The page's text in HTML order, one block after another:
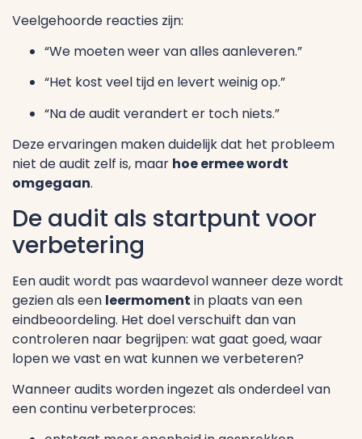
Veelgehoorde reacties zijn:
“We moeten weer van alles aanleveren.”
“Het kost veel tijd en levert weinig op.”
“Na de audit verandert er toch niets.”
Deze ervaringen maken duidelijk dat het probleem
niet de audit zelf is, maar hoe ermee wordt
omgegaan.
De audit als startpunt voor
verbetering
Een audit wordt pas waardevol wanneer deze wordt
gezien als een leermoment in plaats van een
eindbeoordeling. Het doel verschuift dan van
controleren naar begrijpen: wat gaat goed, waar
lopen we vast en wat kunnen we verbeteren?
Wanneer audits worden ingezet als onderdeel van
een continu verbeterproces: